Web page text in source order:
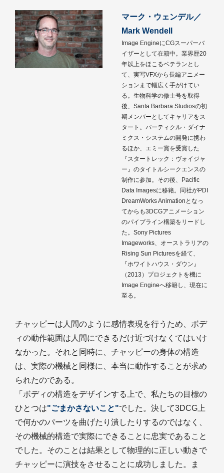
マーク・ウェンデル／
Mark Wendell
Image EngineにCGスーパーバ
イザーとして在籍中。業界歴20
年以上をほこるベテランとし
て、実写VFXから長編アニメー
ションまで幅広く手がけてい
る。生物科学の修士号を取得
後、Santa Barbara Studiosの初
期メンバーとしてキャリアをス
タート。パーティクル・ダイナ
ミクス・システムの開発に携わ
るほか、エミー賞を受賞した
『スタートレック：ヴォイジャ
ー』のタイトルシークエンスの
制作に参加。その後、Pacific
Data Imagesに移籍。同社がPDI
DreamWorks Animationとなっ
てからも3DCGアニメーション
のパイプライン構築をリードし
た。Sony Pictures
Imageworks、オーストラリアの
Rising Sun Picturesを経て、
『ホワイトハウス・ダウン』
（2013）プロジェクトを機に
Image Engineへ移籍し、現在に
至る。
チャッピーは人間のように感情表現を行うため、ボデ
ィの動作範囲は人間にできるだけ近づけなくてはいけ
なかった。それと同時に、チャッピーの身体の構造
は、実際の機械と同様に、本当に動作することが求め
られたのである。
「ボディの構造をデザインする上で、私たちの目標の
ひとつは"ごまかさないこと"でした。決して3DCG上
で何かのパーツを曲げたり潰したりするのではなく、
その機械的構造で実際にできることに忠実であること
でした。そのことは結果として物理的に正しい動きで
チャッピーに演技をさせることに成功しました。ま